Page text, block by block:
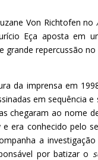
Von Richtofen no
Eça aposta em
grande repercussão
da imprensa em
em sequência
chegaram ao nome
era conhecido pelo
a
por batizar o